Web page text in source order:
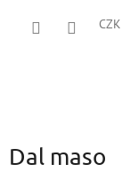
CZK
Dal maso